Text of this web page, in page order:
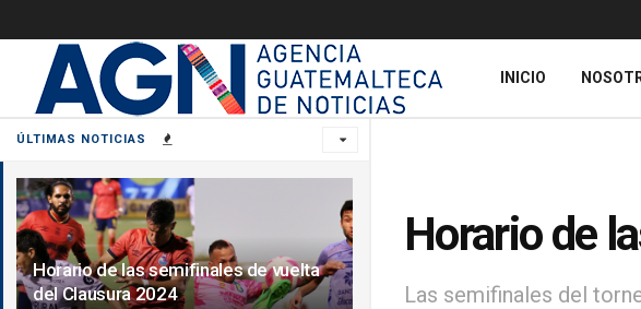
ÚLTIMAS NOTICIAS
Horario de las semifinales de vuelta
del Clausura 2024
INICIO
Horario de
Las semifinales del